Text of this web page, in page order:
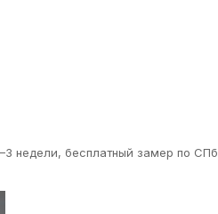
недели, бесплатный замер по СПб